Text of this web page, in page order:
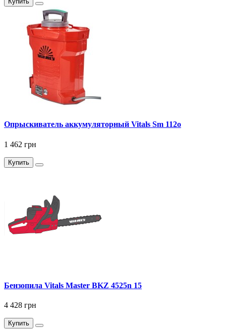
Опрыскиватель аккумуляторный Vitals Sm 112о
1 462 грн
Купить
Бензопила Vitals Master BKZ 4525n 15
4 428 грн
Купить